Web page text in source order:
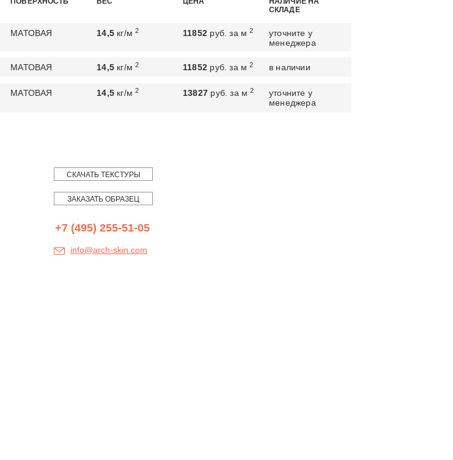
МАТОВАЯ 14,5кг/м2 11852 руб. за м2
СКЛАДЕ
уточните у
менеджера
МАТОВАЯ 14,5кг/м2 11852 руб. за м2 в наличии
МАТОВАЯ 14,5кг/м2 13827 руб. за м2
уточните у
менеджера
СКАЧАТЬ ТЕКСТУРЫ
ЗАКАЗАТЬ ОБРАЗЕЦ
+7 (495) 255-51-05
info@arch-skin.com